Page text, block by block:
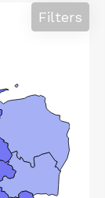
Filters